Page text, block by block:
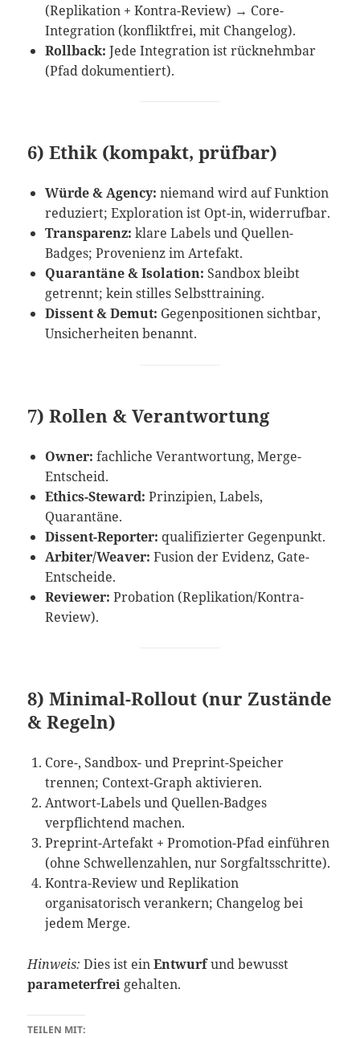
(Replikation + Kontra-Review) → Core-
Integration (konfliktfrei, mit Changelog).
Rollback: Jede Integration ist rücknehmbar
(Pfad dokumentiert).
6) Ethik (kompakt, prüfbar)
Würde & Agency: niemand wird auf Funktion
reduziert; Exploration ist Opt-in, widerrufbar.
Transparenz: klare Labels und Quellen-
Badges; Provenienz im Artefakt.
Quarantäne & Isolation: Sandbox bleibt
getrennt; kein stilles Selbsttraining.
Dissent & Demut: Gegenpositionen sichtbar,
Unsicherheiten benannt.
7) Rollen & Verantwortung
Owner: fachliche Verantwortung, Merge-
Entscheid.
Ethics-Steward: Prinzipien, Labels,
Quarantäne.
Dissent-Reporter: qualifizierter Gegenpunkt.
Arbiter/Weaver: Fusion der Evidenz, Gate-
Entscheide.
Reviewer: Probation (Replikation/Kontra-
Review).
8) Minimal-Rollout (nur Zustände
& Regeln)
Core-, Sandbox- und Preprint-Speicher
trennen; Context-Graph aktivieren.
Antwort-Labels und Quellen-Badges
verpflichtend machen.
Preprint-Artefakt + Promotion-Pfad einführen
(ohne Schwellenzahlen, nur Sorgfaltsschritte).
Kontra-Review und Replikation
organisatorisch verankern; Changelog bei
jedem Merge.
Hinweis: Dies ist einEntwurfund bewusst
parameterfrei gehalten.
TEILEN MIT: